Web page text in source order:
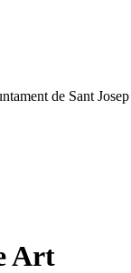
de Sant
Art